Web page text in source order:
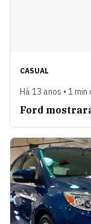
CASUAL
Há 13 anos • 1
Ford